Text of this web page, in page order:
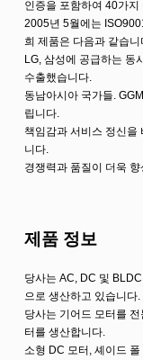
인증을 포함하여 40가
2005년 5월에는
희 제품은 다음과 같습니
LG, 삼성에 공급하는 동
수출했습니다.
동남아시아 국가들.
립니다.
책임감과 서비스 정신을
니다.
경쟁력과 품질이 더욱
제품 정보
당사는 AC, DC 및
으로 생산하고 있습니다.
당사는 기어드 모터를
터를 생산합니다.
소형 DC 모터, 셰이드